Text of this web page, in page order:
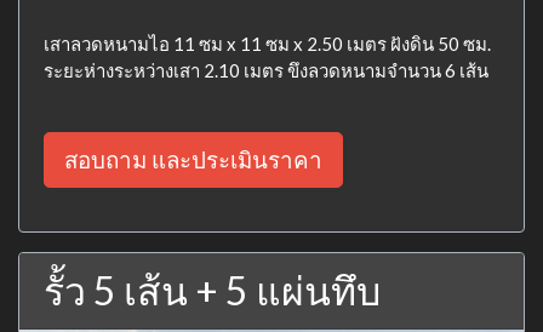
เสาลวดหนามไอ 11 ซม x 11 ซม x 2.50 เมตร ฝังดิน 50 ซม.
ระยะห่างระหว่างเสา 2.10 เมตร ขึงลวดหนามจำนวน 6 เส้น
สอบถาม และประเมินราคา
รั้ว 5 เส้น + 5 แผ่นทึบ